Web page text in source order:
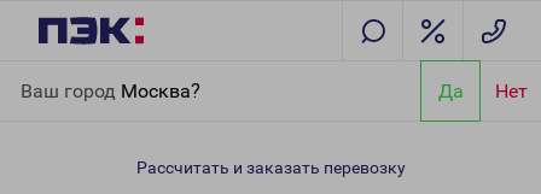
Ваш город Москва? Да Нет
(Александровский р-н)
Рассчитать и заказать перевозку